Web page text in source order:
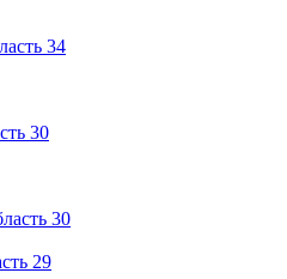
34
30
30
29